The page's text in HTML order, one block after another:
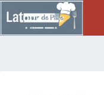
Passer
au
contenu